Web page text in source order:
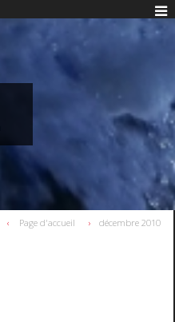
Page d'accueil décembre 2010